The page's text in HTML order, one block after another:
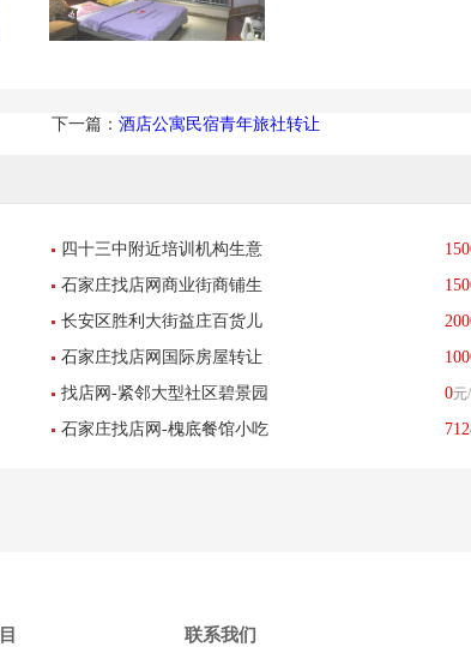
下一篇： 酒店公寓民宿青年旅社转让
四十三中附近培训机构生意
转让
石家庄找店网商业街商铺生
意转让
长安区胜利大街益庄百货儿
童游乐场店转让
石家庄找店网国际房屋转让
找店网-紧邻大型社区碧景园
旺铺转让 客流量大 设备齐全
0元
石家庄找店网-槐底餐馆小吃
联系我们